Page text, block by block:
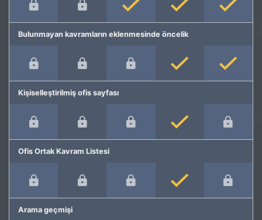
Bulunmayan kavramların eklenmesinde öncelik
Kişiselleştirilmiş ofis sayfası
Ofis Ortak Kavram Listesi
Arama geçmişi